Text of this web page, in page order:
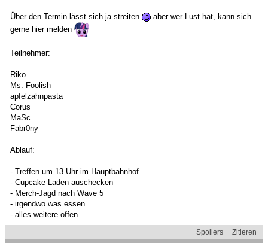
Über den Termin lässt sich ja streiten
aber wer Lust hat, kann sich
gerne hier melden
Teilnehmer:
Riko
Ms. Foolish
apfelzahnpasta
Corus
MaSc
Fabr0ny
Ablauf:
- Treffen um 13 Uhr im Hauptbahnhof
- Cupcake-Laden auschecken
- Merch-Jagd nach Wave 5
- irgendwo was essen
- alles weitere offen
Spoilers
Zitieren